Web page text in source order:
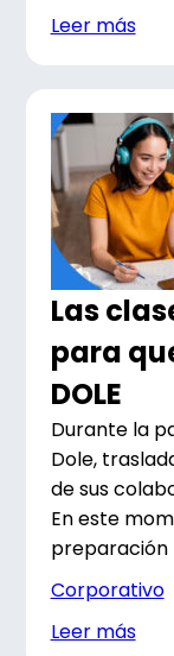
Leer más
Las
para
DOLE
Durante la
Dole,
de sus
En este
preparación
Corporativo
Leer más